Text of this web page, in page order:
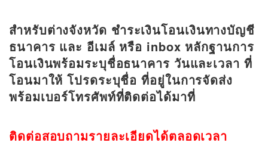
สำหรับต่างจังหวัด ชำระเงินโอนเงินทางบัญชี
ธนาคาร และ อีเมล์ หรือ inbox หลักฐานการ
โอนเงินพร้อมระบุชื่อธนาคาร วันและเวลา ที่
โอนมาให้ โปรดระบุชื่อ ที่อยู่ในการจัดส่ง
พร้อมเบอร์โทรศัพท์ที่ติดต่อได้มาที่
ติดต่อสอบถามรายละเอียดได้ตลอดเวลา